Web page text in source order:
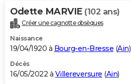
Odette MARVIE (102 ans)
Créer une cagnotte obsèques
Naissance
19/04/1920 à Bourg-en-Bresse (Ain)
Décès
16/05/2022 à Villereversure (Ain)